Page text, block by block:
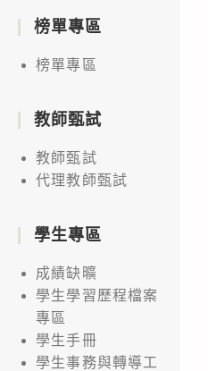
榜單專區
榜單專區
教師甄試
教師甄試
代理教師甄試
學生專區
成績缺曠
學生學習歷程檔案
專區
學生手冊
學生事務與轉導工